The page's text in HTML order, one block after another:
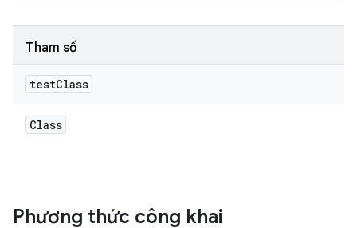
Tham số
testClass
Class
Phương thức công khai